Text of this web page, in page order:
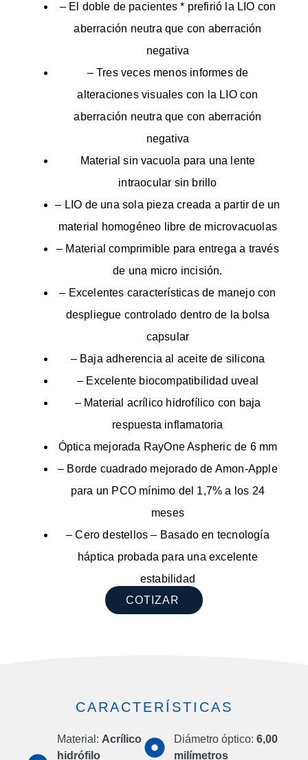
– El doble de pacientes * prefirió la LIO con
aberración neutra que con aberración
negativa
– Tres veces menos informes de
alteraciones visuales con la LIO con
aberración neutra que con aberración
negativa
Material sin vacuola para una lente
intraocular sin brillo
– LIO de una sola pieza creada a partir de un
material homogéneo libre de microvacuolas
– Material comprimible para entrega a través
de una micro incisión.
– Excelentes características de manejo con
despliegue controlado dentro de la bolsa
capsular
– Baja adherencia al aceite de silicona
– Excelente biocompatibilidad uveal
– Material acrílico hidrofílico con baja
respuesta inflamatoria
Óptica mejorada RayOne Aspheric de 6 mm
– Borde cuadrado mejorado de Amon-Apple
para un PCO mínimo del 1,7% a los 24
meses
– Cero destellos – Basado en tecnología
háptica probada para una excelente
estabilidad
COTIZAR
CARACTERÍSTICAS
Material: Acrílico
hidrófilo
Diámetro óptico: 6,00
milímetros